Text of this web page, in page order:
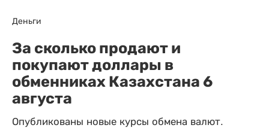
Деньги
За сколько продают и
покупают доллары в
обменниках Казахстана 6
августа
Опубликованы новые курсы обмена валют.